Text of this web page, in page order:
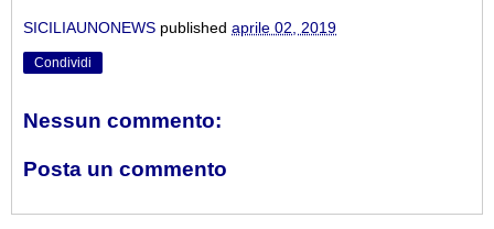
SICILIAUNONEWS published aprile 02, 2019
Condividi
Nessun commento:
Posta un commento